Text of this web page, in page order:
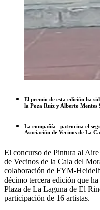
El premio de esta edición ha
la Poza Ruiz y Alberto Mentes
La compañía patrocina el
Asociación de Vecinos de La
El concurso de Pintura al
de Vecinos de la Cala del
colaboración de FYM-
décimo tercera edición que
Plaza de La Laguna de El
participación de 16 artistas.